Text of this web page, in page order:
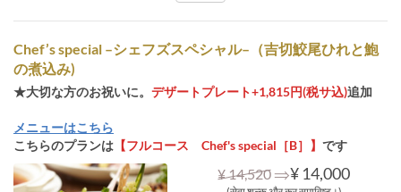
Chef’s special –シェフズスペシャル–（吉切鮫尾ひれと鮑
の煮込み)
★大切な方のお祝いに。 デザートプレート+1,815円(税サ込)追加
メニューはこちら
こちらのプランは 【フルコース Chef's special［B］】 です
¥ 14,520 ⇒¥ 14,000